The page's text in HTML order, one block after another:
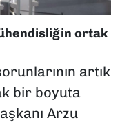
ortak
artık
bir boyuta
Arzu